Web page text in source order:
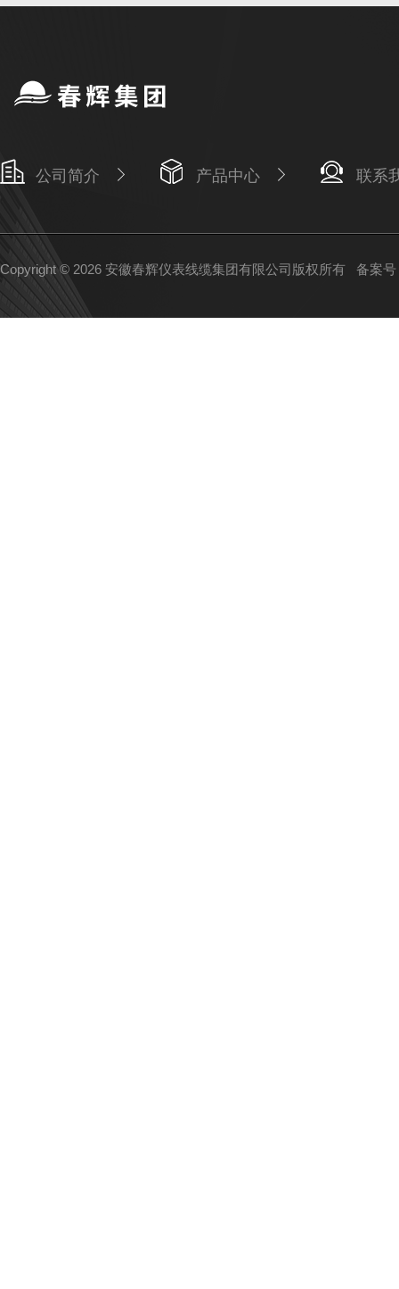
公司简介 产品中心 联系
Copyright © 2026 安徽春辉仪表线缆集团有限公司版权所有 备案号